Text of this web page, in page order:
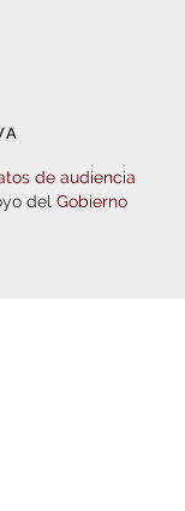
de audiencia
del Gobierno